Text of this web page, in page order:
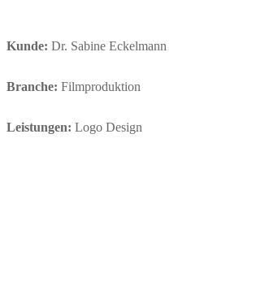
Kunde: Dr. Sabine Eckelmann
Branche: Filmproduktion
Leistungen: Logo Design